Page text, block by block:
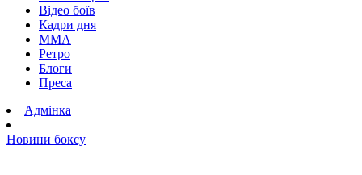
Відео боїв
Кадри дня
ММА
Ретро
Блоги
Преса
Адмінка
Новини боксу